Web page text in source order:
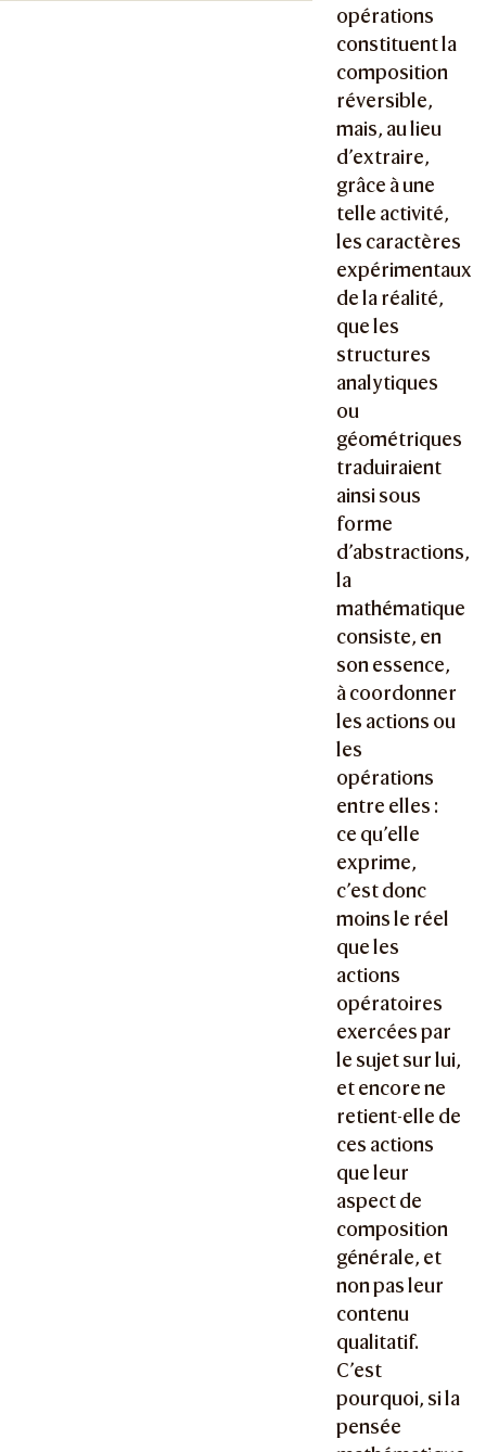
opérations
constituent la
composition
réversible,
mais, au lieu
d’extraire,
grâce à une
telle activité,
les caractères
expérimentaux
de la réalité,
que les
structures
analytiques
ou
géométriques
traduiraient
ainsi sous
forme
d’abstractions,
la
mathématique
consiste, en
son essence,
à coordonner
les actions ou
les
opérations
entre elles :
ce qu’elle
exprime,
c’est donc
moins le réel
que les
actions
opératoires
exercées par
le sujet sur lui,
et encore ne
retient-elle de
ces actions
que leur
aspect de
composition
générale, et
non pas leur
contenu
qualitatif.
C’est
pourquoi, si la
pensée